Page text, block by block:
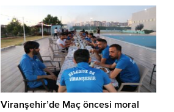
Viranşehir’de Maç öncesi moral